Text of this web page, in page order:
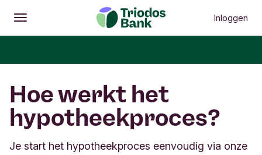
Openen
Hoofdmenu Inloggen
Hoe werkt het
hypotheekproces?
Je start het hypotheekproces eenvoudig via onze